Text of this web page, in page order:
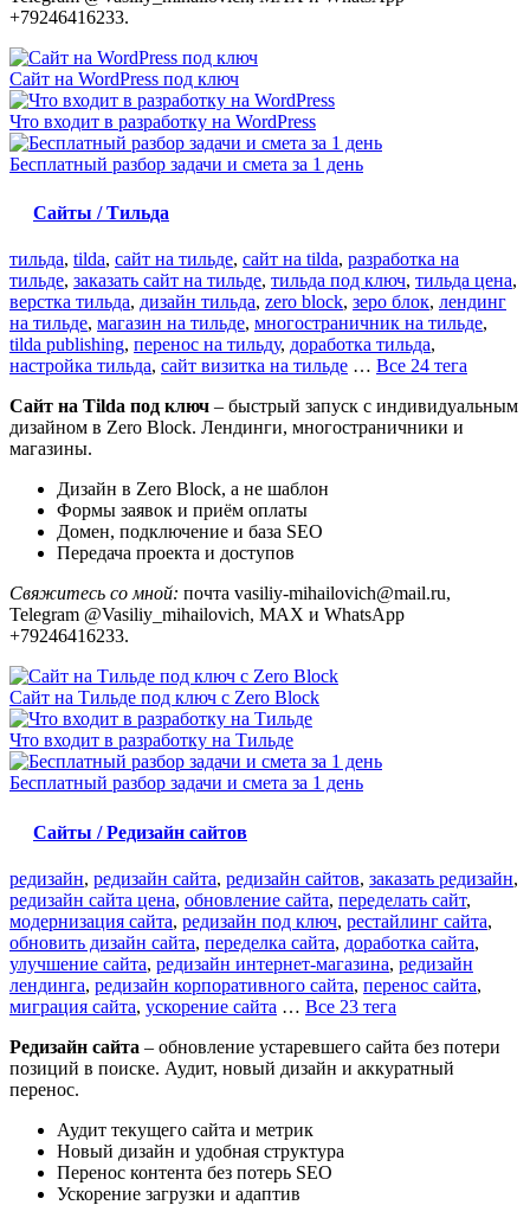
+79246416233.
Сайт на WordPress под ключ
Что входит в разработку на WordPress
Бесплатный разбор задачи и смета за 1 день
Сайты / Тильда
тильда, tilda, сайт на тильде, сайт на tilda, разработка на
тильде, заказать сайт на тильде, тильда под ключ, тильда цена,
верстка тильда, дизайн тильда, zero block, зеро блок, лендинг
на тильде, магазин на тильде, многостраничник на тильде,
tilda publishing, перенос на тильду, доработка тильда,
настройка тильда, сайт визитка на тильде … Все 24 тега
Сайт на Tilda под ключ – быстрый запуск с индивидуальным
дизайном в Zero Block. Лендинги, многостраничники и
магазины.
Дизайн в Zero Block, а не шаблон
Формы заявок и приём оплаты
Домен, подключение и база SEO
Передача проекта и доступов
Свяжитесь со мной: почта vasiliy-mihailovich@mail.ru,
Telegram @Vasiliy_mihailovich, MAX и WhatsApp
+79246416233.
Сайт на Тильде под ключ с Zero Block
Что входит в разработку на Тильде
Бесплатный разбор задачи и смета за 1 день
Сайты / Редизайн сайтов
редизайн, редизайн сайта, редизайн сайтов, заказать редизайн,
редизайн сайта цена, обновление сайта, переделать сайт,
модернизация сайта, редизайн под ключ, рестайлинг сайта,
обновить дизайн сайта, переделка сайта, доработка сайта,
улучшение сайта, редизайн интернет-магазина, редизайн
лендинга, редизайн корпоративного сайта, перенос сайта,
миграция сайта, ускорение сайта … Все 23 тега
Редизайн сайта – обновление устаревшего сайта без потери
позиций в поиске. Аудит, новый дизайн и аккуратный
перенос.
Аудит текущего сайта и метрик
Новый дизайн и удобная структура
Перенос контента без потерь SEO
Ускорение загрузки и адаптив